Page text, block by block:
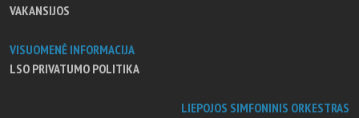
VAKANSIJOS
VISUOMENĖ INFORMACIJA
LSO PRIVATUMO POLITIKA
LIEPOJOS SIMFONINIS ORKESTRAS